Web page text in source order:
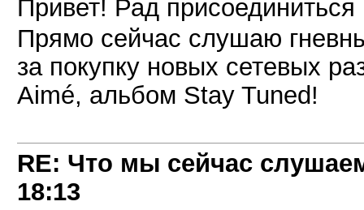
Привет! Рад
Прямо сейчас слушаю
за покупку новых сетевых
Aimé, альбом Stay Tuned!
RE: Что мы сейчас
18:13